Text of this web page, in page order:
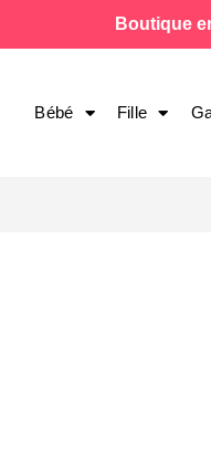
Boutique
Bébé Fille